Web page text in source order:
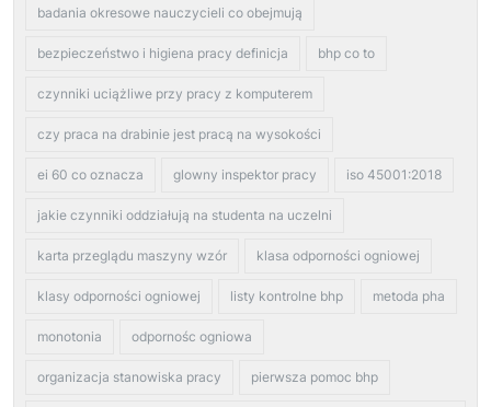
badania okresowe nauczycieli co obejmują
bezpieczeństwo i higiena pracy definicja bhp co to
czynniki uciążliwe przy pracy z komputerem
czy praca na drabinie jest pracą na wysokości
ei 60 co oznacza glowny inspektor pracy iso 45001:2018
jakie czynniki oddziałują na studenta na uczelni
karta przeglądu maszyny wzór klasa odporności ogniowej
klasy odporności ogniowej listy kontrolne bhp metoda pha
monotonia odpornośc ogniowa
organizacja stanowiska pracy pierwsza pomoc bhp